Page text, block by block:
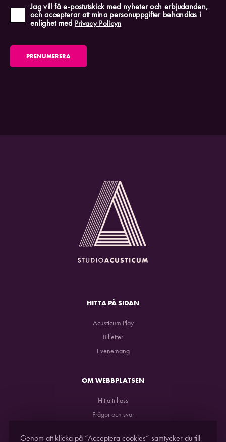
Jag vill få e-postutskick med nyheter och erbjudanden,
och accepterar att mina personuppgifter behandlas i
enlighet med Privacy Policyn
PRENUMERERA
HITTA PÅ SIDAN
Acusticum Play
Biljetter
Evenemang
OM WEBBPLATSEN
Hitta till oss
Frågor och svar
Genom att klicka på “Acceptera cookies” samtycker du till